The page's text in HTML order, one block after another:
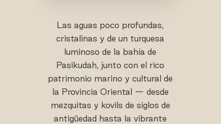
Las aguas poco profundas,
cristalinas y de un turquesa
luminoso de la bahía de
Pasikudah, junto con el rico
patrimonio marino y cultural de
la Provincia Oriental — desde
mezquitas y kovils de siglos de
antigüedad hasta la vibrante